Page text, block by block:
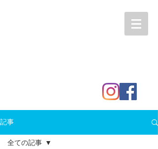
記事
全ての記事